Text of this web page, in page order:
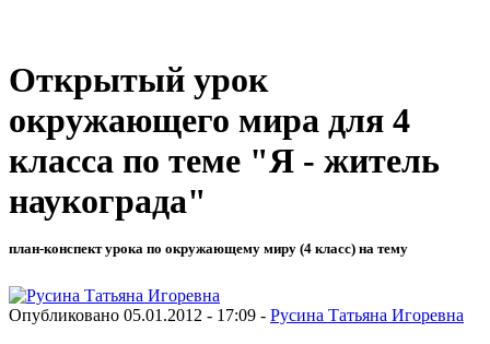
Открытый урок
окружающего мира для 4
класса по теме "Я - житель
наукограда"
план-конспект урока по окружающему миру (4 класс) на тему
Опубликовано 05.01.2012 - 17:09 - Русина Татьяна Игоревна